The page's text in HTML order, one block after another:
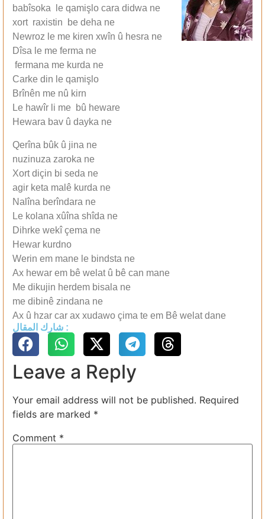
babîsoka le qamişlo cara didwa ne
xort raxistin be deha ne
Newroz le me kiren xwîn û hesra ne
Dîsa le me ferma ne
fermana me kurda ne
Carke din le qamişlo
Brînên me nû kirn
Le hawîr li me bû heware
Hewara bav û dayka ne
Qerîna bûk û jina ne
nuzinuza zaroka ne
Xort diçin bi seda ne
agir keta malê kurda ne
Nalîna berîndara ne
Le kolana xûîna shîda ne
Dihrke wekî çema ne
Hewar kurdno
Werin em mane le bindsta ne
Ax hewar em bê welat û bê can mane
Me dikujin herdem bisala ne
me dibinê zindana ne
Ax û hzar car ax xudawo çima te em Bê welat dane
شارك المقال :
Leave a Reply
Your email address will not be published. Required
fields are marked *
Comment *